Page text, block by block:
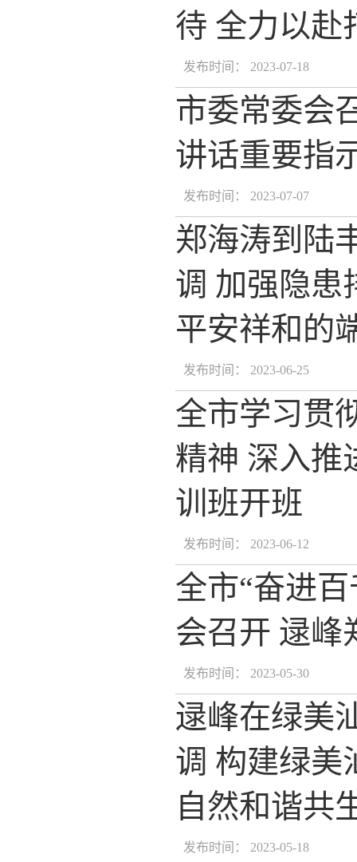
待 全力以赴
发布时间： 2023-07-18
市委常委会
讲话重要指
发布时间： 2023-07-07
郑海涛到陆
调 加强隐患
平安祥和的
发布时间： 2023-06-25
全市学习贯
精神 深入推
训班开班
发布时间： 2023-06-12
全市“奋进
会召开 逯峰
发布时间： 2023-05-30
逯峰在绿美
调 构建绿美
自然和谐共
发布时间： 2023-05-18